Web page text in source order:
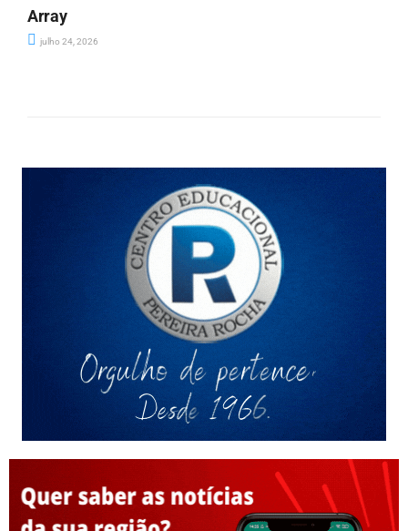
Array
julho 24, 2026